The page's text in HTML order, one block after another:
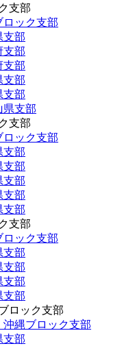
支部
ロック支部
支部
支部
支部
支部
支部
県支部
支部
ロック支部
支部
支部
支部
支部
支部
支部
ロック支部
支部
支部
支部
支部
ロック支部
沖縄ブロック支部
支部